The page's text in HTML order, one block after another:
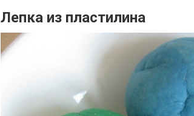
Лепка из пластилина